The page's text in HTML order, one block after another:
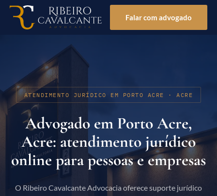
Falar com advogado
ATENDIMENTO JURÍDICO EM PORTO ACRE · ACRE
Advogado em Porto Acre,
Acre: atendimento jurídico
online para pessoas e empresas
O Ribeiro Cavalcante Advocacia oferece suporte jurídico